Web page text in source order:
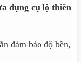
dụng cụ lộ thiên
đảm bảo độ bền,